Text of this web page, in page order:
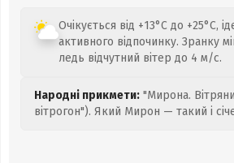
Очікується від +13°C до +25°C,
активного відпочинку. Зранку
ледь відчутний вітер до 4 м/с.
Народні прикмети: "Мирона.
вітрогон"). Який Мирон — такий і